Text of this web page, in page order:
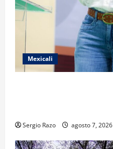
Mexicali
Sergio Razo agosto 7, 2026